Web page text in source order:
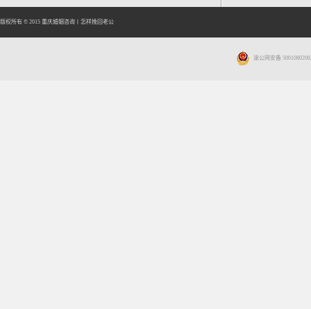
版权所有 © 2015 重庆婚姻咨询 怎样挽回老公
渝公网安备